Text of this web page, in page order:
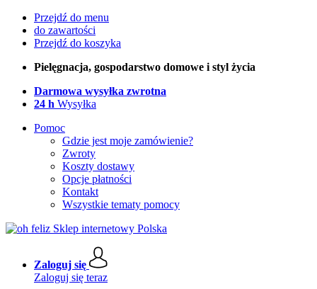
Przejdź do menu
do zawartości
Przejdź do koszyka
Pielęgnacja, gospodarstwo domowe i styl życia
Darmowa wysyłka zwrotna
24 h Wysyłka
Pomoc
Gdzie jest moje zamówienie?
Zwroty
Koszty dostawy
Opcje płatności
Kontakt
Wszystkie tematy pomocy
Zaloguj się
Zaloguj się teraz